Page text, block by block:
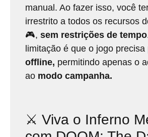
manual. Ao fazer isso, você
irrestrito a todos os recursos
🎮, sem restrições de tempo
limitação é que o jogo precisa
offline, permitindo apenas o
ao modo campanha.
⚔️ Viva o Inferno